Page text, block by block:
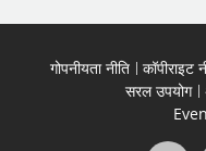
गोपनीयता नीति कॉपीराइट
सरल उपयोग